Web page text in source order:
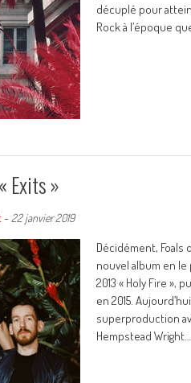
décuplé pour
Rock à l’époque
Exits »
- 22 janvier 2019
Décidément, Foals
nouvel album en le
2013 « Holy Fire »,
en 2015.
superproduction
Hempstead Wright…